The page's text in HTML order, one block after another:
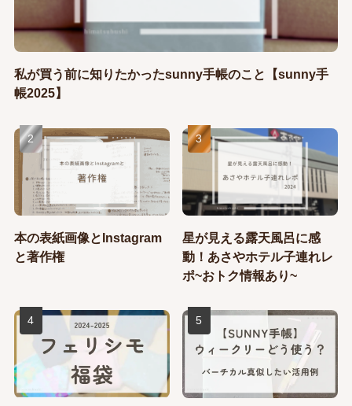
私が買う前に知りたかったsunny手帳のこと【sunny手
帳2025】
本の表紙画像とInstagram
と著作権
星が見える露天風呂に感
動！あさやホテル子連れレ
ポ~おトク情報あり~